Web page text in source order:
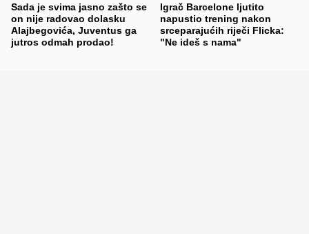
Sada je svima jasno zašto se
on nije radovao dolasku
Alajbegovića, Juventus ga
jutros odmah prodao!
Igrač Barcelone ljutito
napustio trening nakon
srceparajućih riječi Flicka:
"Ne ideš s nama"